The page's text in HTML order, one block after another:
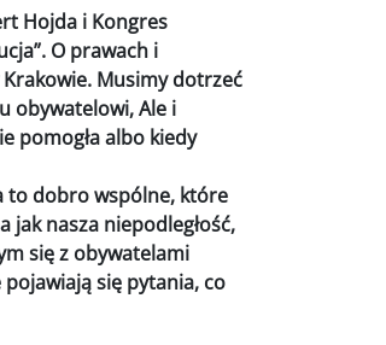
Hojda i Kongres
O prawach i
Musimy dotrzeć
obywatelowi, Ale i
pomogła albo kiedy
to dobro wspólne, które
jak nasza niepodległość,
się z obywatelami
się pytania, co